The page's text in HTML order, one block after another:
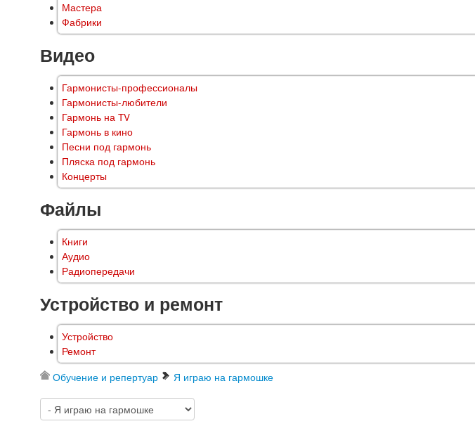
Мастера
Фабрики
Видео
Гармонисты-профессионалы
Гармонисты-любители
Гармонь на TV
Гармонь в кино
Песни под гармонь
Пляска под гармонь
Концерты
Файлы
Книги
Аудио
Радиопередачи
Устройство и ремонт
Устройство
Ремонт
Обучение и репертуар Я играю на гармошке